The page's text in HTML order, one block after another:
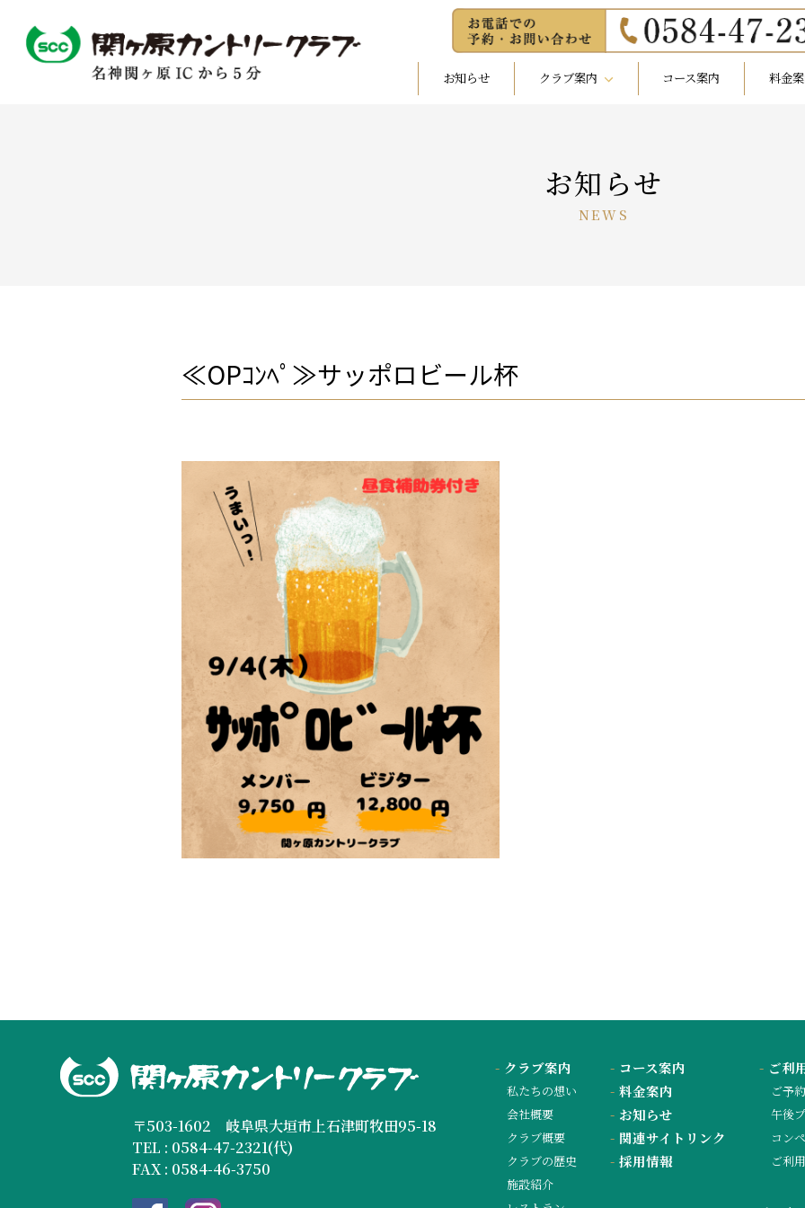
お知らせ クラブ案内 コース案内 料金
お知らせ
NEWS
≪OPｺﾝﾍﾟ≫サッポロビール杯
〒503-1602 岐阜県大垣市上石津町牧田95-18
TEL : 0584-47-2321(代)
FAX : 0584-46-3750
- クラブ案内
私たちの想い
会社概要
クラブ概要
クラブの歴史
施設紹介
- コース案内
- 料金案内
- お知らせ
- 関連サイトリンク
- 採用情報
- ご利
ご予
午後
コン
ご利